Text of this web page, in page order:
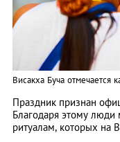
Висакха Буча
Праздник признан
Благодаря этому люди
ритуалам, которых на